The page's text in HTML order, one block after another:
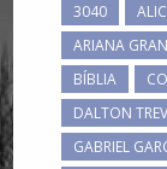
3040
ARIANA
BÍBLIA
DALTON
GABRIEL